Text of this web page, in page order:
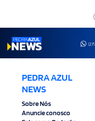
(27)
PEDRA AZUL
NEWS
Sobre Nós
Anuncie conosco